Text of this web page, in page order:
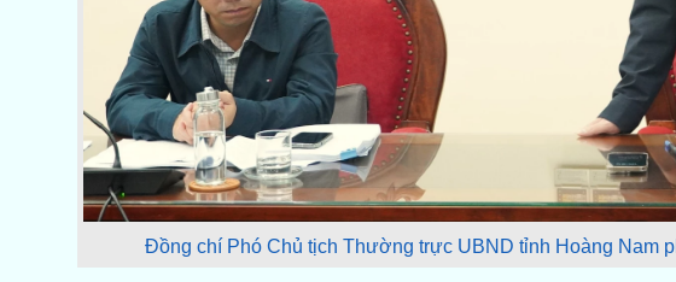
Đồng chí Phó Chủ tịch Thường trực UBND tỉnh Hoàng Nam